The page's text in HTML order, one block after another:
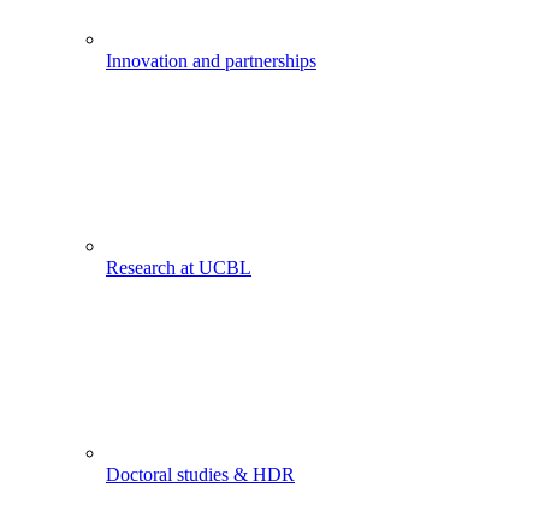
Innovation and partnerships
Research at UCBL
Doctoral studies & HDR